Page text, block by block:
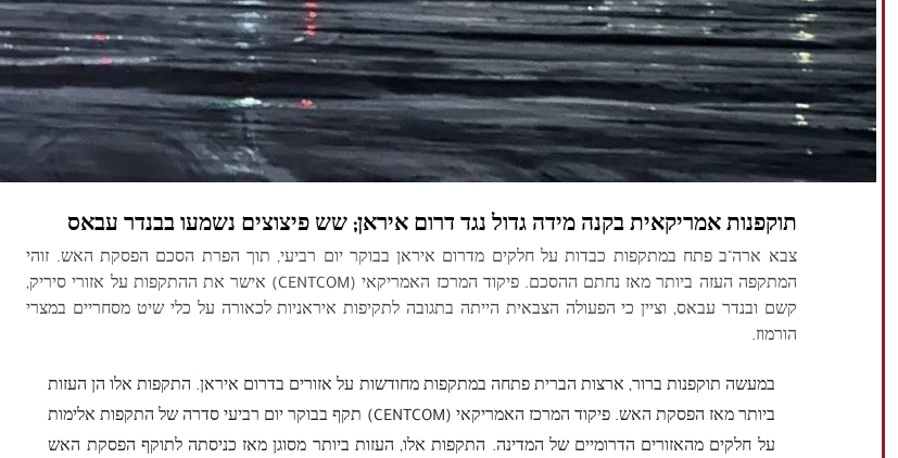
תוקפנות אמריקאית בקנה מידה גדול נגד דרום איראן; שש פיצוצים נשמעו בבנדר עבאס
צבא ארה"ב פתח במתקפות כבדות על חלקים מדרום איראן בבוקר יום רביעי, תוך הפרת הסכם הפסקת האש. זוהי
המתקפה העזה ביותר מאז נחתם ההסכם. פיקוד המרכז האמריקאי (CENTCOM) אישר את ההתקפות על אזורי סיריק,
קשם ובנדר עבאס, וציין כי הפעולה הצבאית הייתה בתגובה לתקיפות איראניות לכאורה על כלי שיט מסחריים במצרי
הורמוז.
במעשה תוקפנות ברור, ארצות הברית פתחה במתקפות מחודשות על אזורים בדרום איראן. התקפות אלו הן העזות
ביותר מאז הפסקת האש. פיקוד המרכז האמריקאי (CENTCOM) תקף בבוקר יום רביעי סדרה של התקפות אלימות
על חלקים מהאזורים הדרומיים של המדינה. התקפות אלו, העזות ביותר מסוגן מאז כניסתה לתוקף הפסקת האש